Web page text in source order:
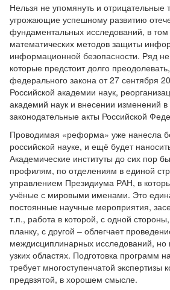
Нельзя не упомянуть и отрицательные
угрожающие успешному развитию
фундаментальных исследований, в том
математических методов защиты
информационной безопасности. Ряд
которые предстоит долго
федерального закона от 27 сентября
Российской академии наук,
академий наук и внесении изменений
законодательные акты Российской
Проводимая «реформа» уже нанесла
российской науке, и ещё будет
Академические институты до сих пор
профилям, по отделениям в единой
управлением Президиума РАН, в
учёные с мировыми именами. Это
постоянные научные мероприятия,
т.п., работа в которой, с одной
планку, с другой – облегчает
междисциплинарных исследований, но
узких областях. Подготовка программ
требует многоступенчатой экспертизы
предвзятой, в хорошем смысле.